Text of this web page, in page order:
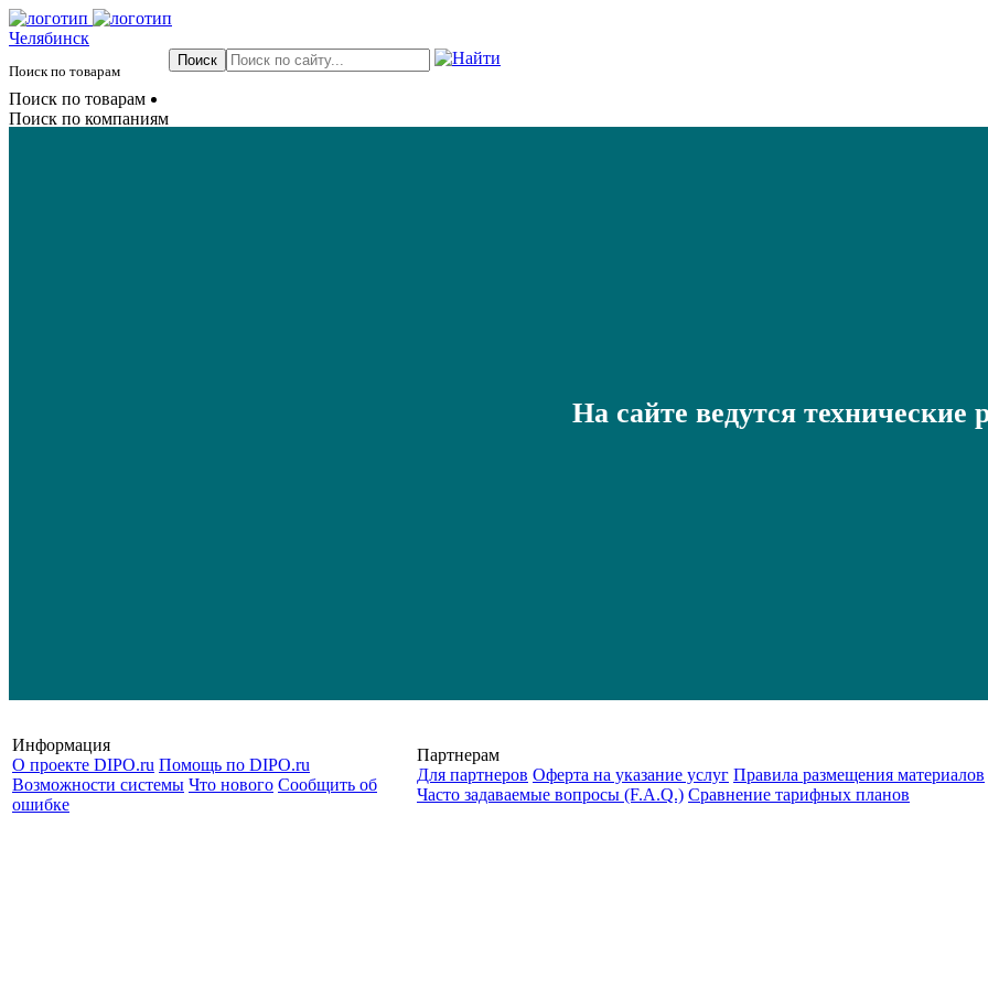
Челябинск
Поиск по товарам
Поиск по товарам
Поиск по компаниям
На сайте ведутся технические
Информация
О проекте DIPO.ru Помощь по DIPO.ru
Возможности системы Что нового Сообщить об
ошибке
Партнерам
Для партнеров Оферта на указание услуг Правила размещения материалов
Часто задаваемые вопросы (F.A.Q.) Cравнение тарифных планов